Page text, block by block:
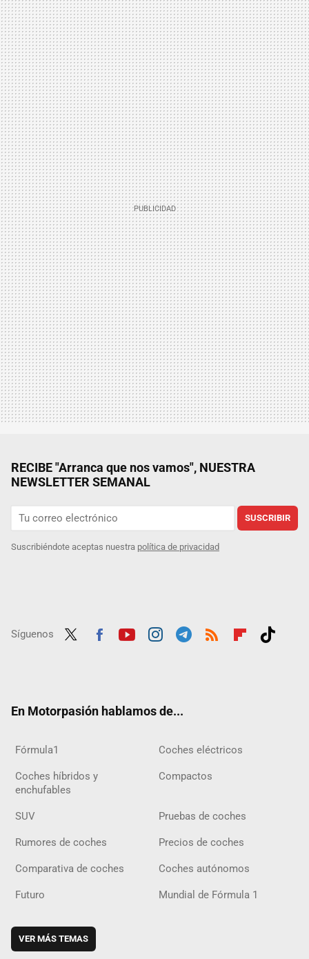
RECIBE "Arranca que nos vamos", NUESTRA
NEWSLETTER SEMANAL
SUSCRIBIR
Suscribiéndote aceptas nuestra política de privacidad
Síguenos
En Motorpasión hablamos de...
Fórmula1 Coches eléctricos
Coches híbridos y
enchufables
Compactos
SUV Pruebas de coches
Rumores de coches Precios de coches
Comparativa de coches Coches autónomos
Futuro Mundial de Fórmula 1
VER MÁS TEMAS